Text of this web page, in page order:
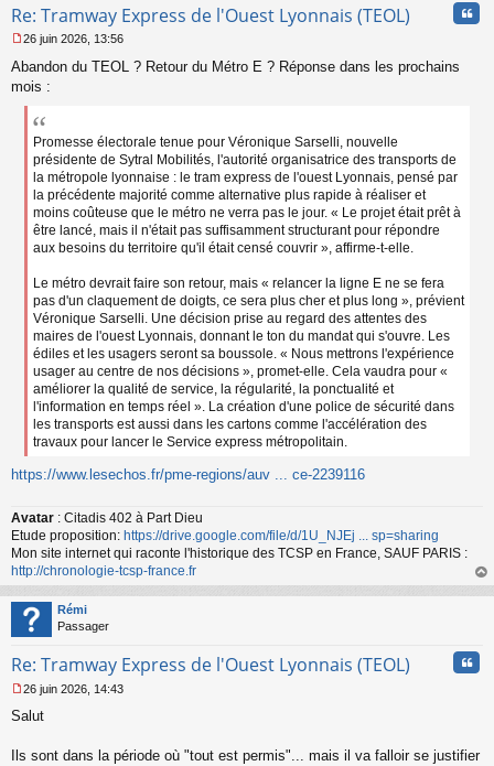
Re: Tramway Express de l'Ouest Lyonnais (TEOL)
e
s
26 juin 2026, 13:56
Abandon du TEOL ? Retour du Métro E ? Réponse dans les prochains
mois :
Promesse électorale tenue pour Véronique Sarselli, nouvelle
présidente de Sytral Mobilités, l'autorité organisatrice des transports de
la métropole lyonnaise : le tram express de l'ouest Lyonnais, pensé par
la précédente majorité comme alternative plus rapide à réaliser et
moins coûteuse que le métro ne verra pas le jour. « Le projet était prêt à
être lancé, mais il n'était pas suffisamment structurant pour répondre
aux besoins du territoire qu'il était censé couvrir », affirme-t-elle.
Le métro devrait faire son retour, mais « relancer la ligne E ne se fera
pas d'un claquement de doigts, ce sera plus cher et plus long », prévient
Véronique Sarselli. Une décision prise au regard des attentes des
maires de l'ouest Lyonnais, donnant le ton du mandat qui s'ouvre. Les
édiles et les usagers seront sa boussole. « Nous mettrons l'expérience
usager au centre de nos décisions », promet-elle. Cela vaudra pour «
améliorer la qualité de service, la régularité, la ponctualité et
l'information en temps réel ». La création d'une police de sécurité dans
les transports est aussi dans les cartons comme l'accélération des
travaux pour lancer le Service express métropolitain.
https://www.lesechos.fr/pme-regions/auv ... ce-2239116
Avatar : Citadis 402 à Part Dieu
Etude proposition: https://drive.google.com/file/d/1U_NJEj ... sp=sharing
Mon site internet qui raconte l'historique des TCSP en France, SAUF PARIS :
http://chronologie-tcsp-france.fr
au
Rémi
Passager
Re: Tramway Express de l'Ouest Lyonnais (TEOL)
e
s
26 juin 2026, 14:43
Salut
Ils sont dans la période où "tout est permis"... mais il va falloir se justifier